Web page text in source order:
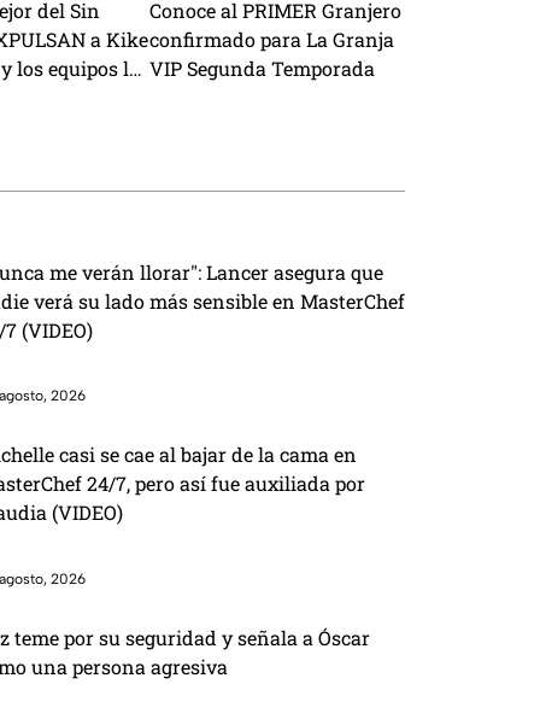
del Sin
a Kike
los equipos lo
Conoce al PRIMER Granjero
confirmado para La Granja
VIP Segunda Temporada
me verán llorar": Lancer asegura que
verá su lado más sensible en MasterChef
(VIDEO)
2026
casi se cae al bajar de la cama en
24/7, pero así fue auxiliada por
(VIDEO)
2026
teme por su seguridad y señala a Óscar
una persona agresiva